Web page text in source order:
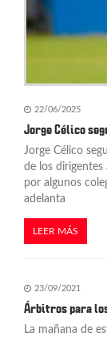
n
t
d
a
s
22/06/2025
Jorge Célico
Jorge Célico
de los dirigentes
por algunos
adelanta
LEER MÁS
23/09/2021
Árbitros para
La mañana de